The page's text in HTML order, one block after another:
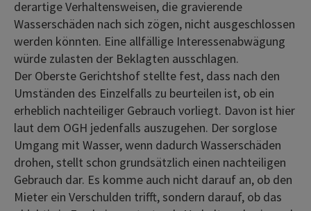
derartige Verhaltensweisen, die gravierende
Wasserschäden nach sich zögen, nicht ausgeschlossen
werden könnten. Eine allfällige Interessenabwägung
würde zulasten der Beklagten ausschlagen.
Der Oberste Gerichtshof stellte fest, dass nach den
Umständen des Einzelfalls zu beurteilen ist, ob ein
erheblich nachteiliger Gebrauch vorliegt. Davon ist hier
laut dem OGH jedenfalls auszugehen. Der sorglose
Umgang mit Wasser, wenn dadurch Wasserschäden
drohen, stellt schon grundsätzlich einen nachteiligen
Gebrauch dar. Es komme auch nicht darauf an, ob den
Mieter ein Verschulden trifft, sondern darauf, ob das